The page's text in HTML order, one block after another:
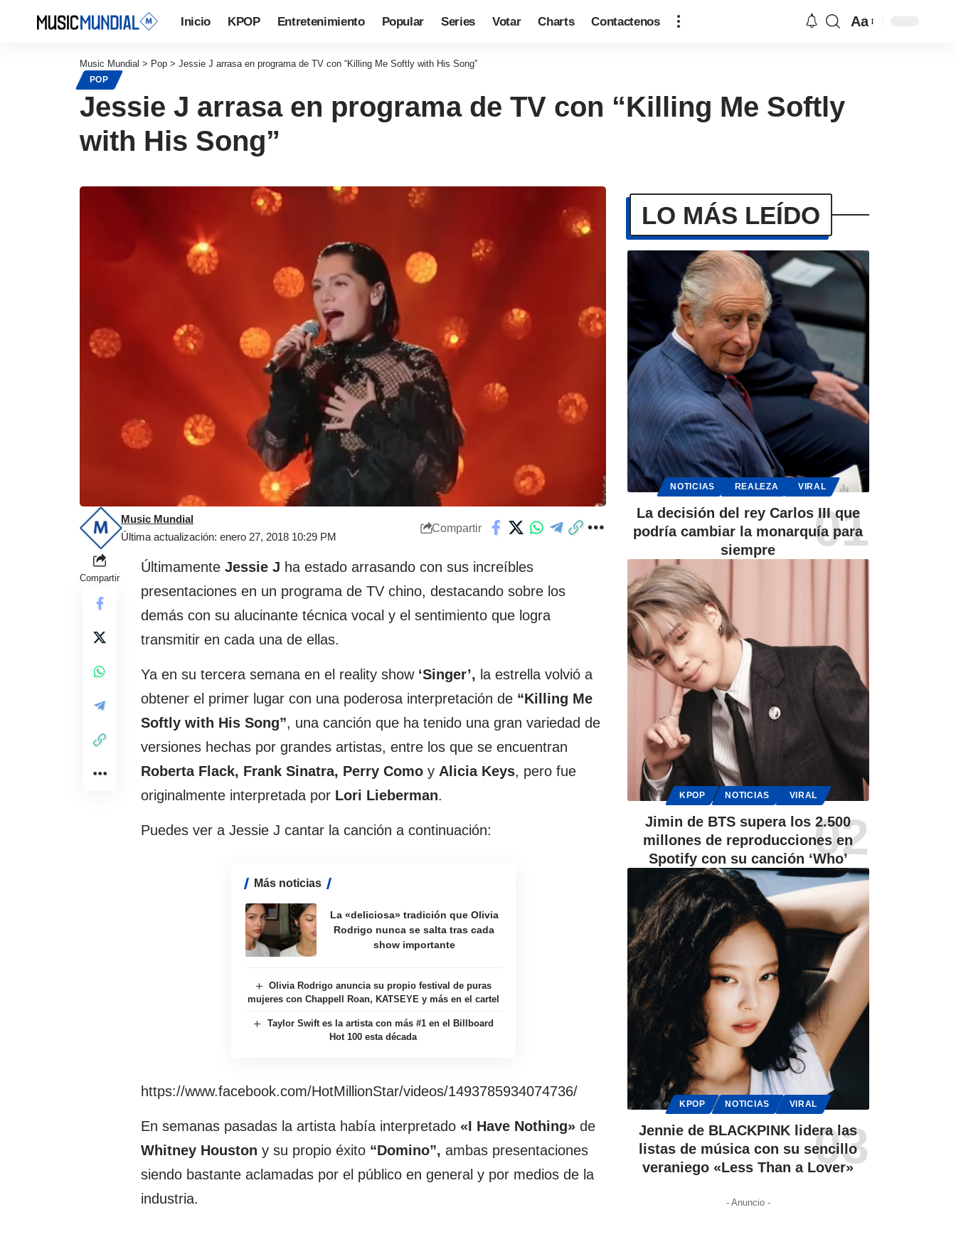
Inicio KPOP Entretenimiento Popular Series Votar Charts Contactenos Aa
Music Mundial > Pop > Jessie J arrasa en programa de TV con “Killing Me Softly with His Song”
POP
Jessie J arrasa en programa de TV con “Killing Me Softly
with His Song”
Última actualización: enero 27, 2018 10:29 PM
Music Mundial
Compartir
Compartir
Últimamente Jessie J ha estado arrasando con sus increíbles
presentaciones en un programa de TV chino, destacando sobre los
demás con su alucinante técnica vocal y el sentimiento que logra
transmitir en cada una de ellas.
Ya en su tercera semana en el reality show‘Singer’, la estrella volvió a
obtener el primer lugar con una poderosa interpretación de “Killing Me
Softly with His Song”, una canción que ha tenido una gran variedad de
versiones hechas por grandes artistas, entre los que se encuentran
Roberta Flack, Frank Sinatra, Perry Como y Alicia Keys, pero fue
originalmente interpretada por Lori Lieberman.
Puedes ver a Jessie J cantar la canción a continuación:
Más noticias
La «deliciosa» tradición que Olivia
Rodrigo nunca se salta tras cada
show importante
Olivia Rodrigo anuncia su propio festival de puras
mujeres con Chappell Roan, KATSEYE y más en el cartel
Taylor Swift es la artista con más #1 en el Billboard
Hot 100 esta década
https://www.facebook.com/HotMillionStar/videos/1493785934074736/
En semanas pasadas la artista había interpretado «I Have Nothing» de
Whitney Houston y su propio éxito “Domino”, ambas presentaciones
siendo bastante aclamadas por el público en general y por medios de la
industria.
LO MÁS LEÍDO
NOTICIAS REALEZA VIRAL
La decisión del rey Carlos III que
podría cambiar la monarquía para
siempre
KPOP NOTICIAS VIRAL
Jimin de BTS supera los 2.500
millones de reproducciones en
Spotify con su canción ‘Who’
KPOP NOTICIAS VIRAL
Jennie de BLACKPINK lidera las
listas de música con su sencillo
veraniego «Less Than a Lover»
- Anuncio -